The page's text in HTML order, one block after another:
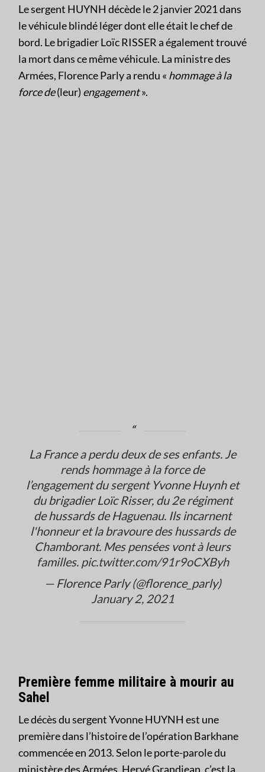
Le sergent HUYNH décède le 2 janvier 2021 dans
le véhicule blindé léger dont elle était le chef de
bord. Le brigadier Loïc RISSER a également trouvé
la mort dans ce même véhicule. La ministre des
Armées, Florence Parly a rendu « hommage à la
force de(leur) engagement».
La France a perdu deux de ses enfants. Je
rends hommage à la force de
l’engagement du sergent Yvonne Huynh et
du brigadier Loïc Risser, du 2e régiment
de hussards de Haguenau. Ils incarnent
l'honneur et la bravoure des hussards de
Chamborant. Mes pensées vont à leurs
familles. pic.twitter.com/91r9oCXByh
— Florence Parly (@florence_parly)
January 2, 2021
Première femme militaire à mourir au
Sahel
Le décès du sergent Yvonne HUYNH est une
première dans l’histoire de l’opération Barkhane
commencée en 2013. Selon le porte-parole du
ministère des Armées, Hervé Grandjean, c’est la